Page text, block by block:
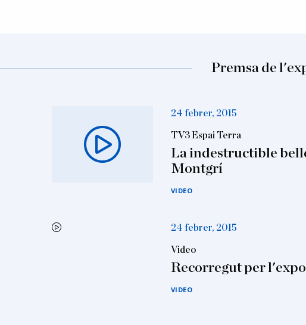
Premsa de
24 febrer, 2015
TV3 Espai Terra
La indestructible
Montgrí
VIDEO
24 febrer, 2015
Video
Recorregut per
VIDEO